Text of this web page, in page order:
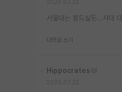
서울대는 힘드실듯...자대
대댓글 쓰기
Hippocrates